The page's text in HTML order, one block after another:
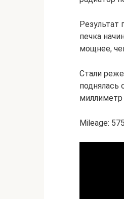
Результат
печка
мощнее,
Стали
поднялась
Mileage: